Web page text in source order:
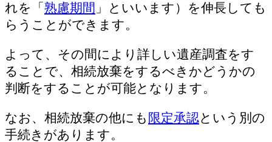
れを「 熟慮期間 」といいます）を伸長しても
らうことができます。
よって、その間により詳しい遺産調査をす
ることで、相続放棄をするべきかどうかの
判断をすることが可能となります。
なお、相続放棄の他にも 限定承認という別の
手続きがあります。